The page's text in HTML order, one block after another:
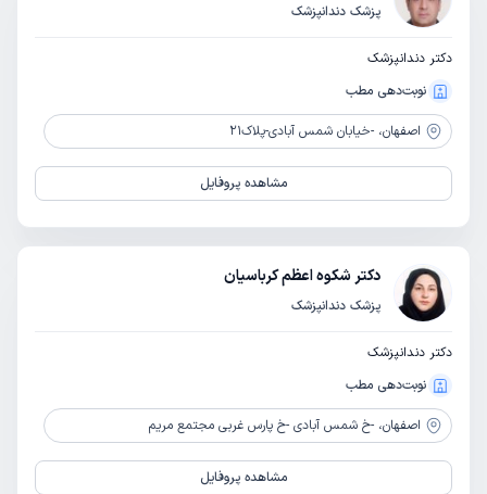
پزشک دندانپزشک
دکتر دندانپزشک
نوبت‌دهی مطب
اصفهان، -خیابان شمس آبادی-پلاک21
مشاهده پروفایل
دکتر شکوه اعظم کرباسیان
پزشک دندانپزشک
دکتر دندانپزشک
نوبت‌دهی مطب
اصفهان، -خ شمس آبادی -خ پارس غربی مجتمع مریم
مشاهده پروفایل